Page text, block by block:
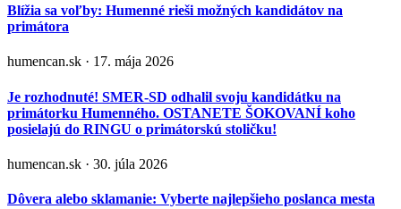
Blížia sa voľby: Humenné rieši možných kandidátov na
primátora
humencan.sk · 17. mája 2026
Je rozhodnuté! SMER-SD odhalil svoju kandidátku na
primátorku Humenného. OSTANETE ŠOKOVANÍ koho
posielajú do RINGU o primátorskú stoličku!
humencan.sk · 30. júla 2026
Dôvera alebo sklamanie: Vyberte najlepšieho poslanca mesta